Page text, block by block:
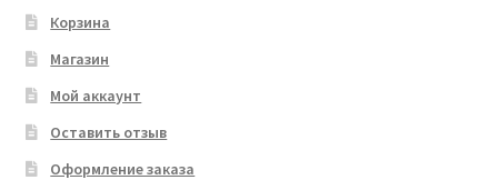
Корзина
Магазин
Мой аккаунт
Оставить отзыв
Оформление заказа